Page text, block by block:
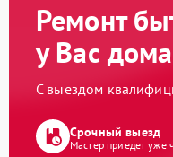
Ремонт
у Вас дома
С выездом
Срочный выезд
Мастер приедет уже